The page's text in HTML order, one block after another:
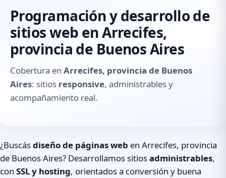
Programación y desarrollo de
sitios web en Arrecifes,
provincia de Buenos Aires
Cobertura en Arrecifes, provincia de Buenos
Aires: sitios responsive, administrables y
acompañamiento real.
¿Buscásdiseño de páginas web en Arrecifes, provincia
de Buenos Aires? Desarrollamos sitiosadministrables,
con SSL y hosting, orientados a conversión y buena